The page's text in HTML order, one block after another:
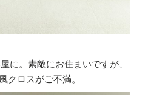
に。素敵にお住まいですが、
クロスがご不満。